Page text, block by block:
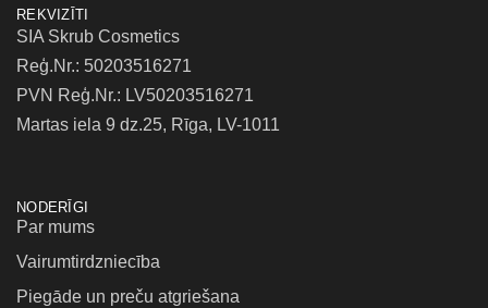
REKVIZĪTI
SIA Skrub Cosmetics
Reģ.Nr.: 50203516271
PVN Reģ.Nr.: LV50203516271
Martas iela 9 dz.25, Rīga, LV-1011
NODERĪGI
Par mums
Vairumtirdzniecība
Piegāde un preču atgriešana